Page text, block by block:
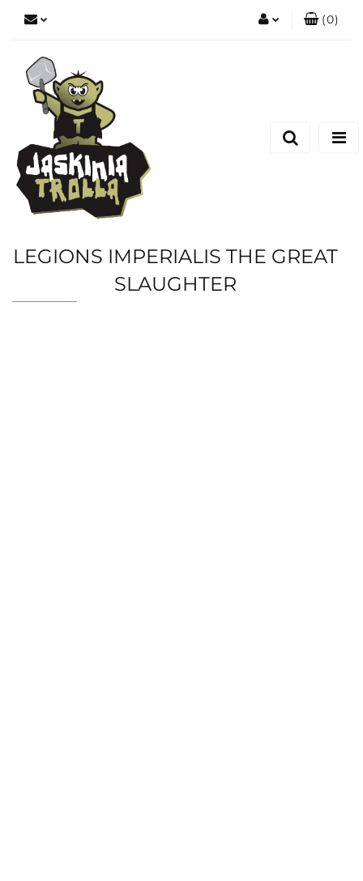
(0)
LEGIONS IMPERIALIS THE GREAT
SLAUGHTER